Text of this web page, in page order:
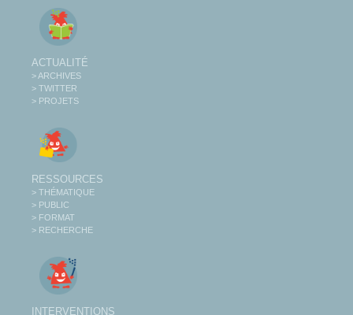
ACTUALITÉ
> ARCHIVES
> TWITTER
> PROJETS
RESSOURCES
> THÉMATIQUE
> PUBLIC
> FORMAT
> RECHERCHE
INTERVENTIONS